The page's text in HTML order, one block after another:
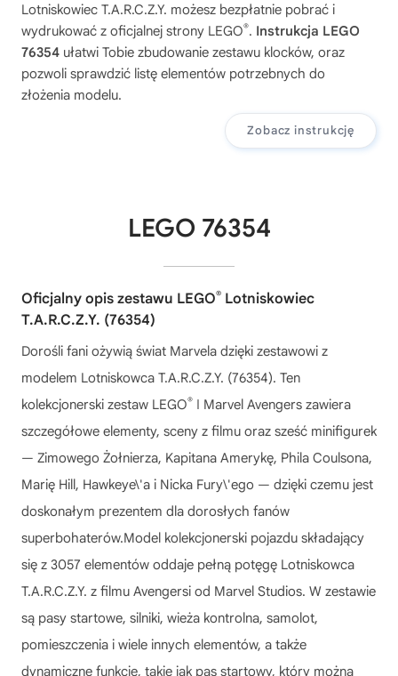
Lotniskowiec T.A.R.C.Z.Y. możesz bezpłatnie pobrać i
wydrukować z oficjalnej strony LEGO®. Instrukcja LEGO
76354 ułatwi Tobie zbudowanie zestawu klocków, oraz
pozwoli sprawdzić listę elementów potrzebnych do
złożenia modelu.
Zobacz instrukcję
LEGO 76354
Oficjalny opis zestawu LEGO® Lotniskowiec
T.A.R.C.Z.Y. (76354)
Dorośli fani ożywią świat Marvela dzięki zestawowi z
modelem Lotniskowca T.A.R.C.Z.Y. (76354). Ten
kolekcjonerski zestaw LEGO® ǀ Marvel Avengers zawiera
szczegółowe elementy, sceny z filmu oraz sześć minifigurek
— Zimowego Żołnierza, Kapitana Amerykę, Phila Coulsona,
Marię Hill, Hawkeye\'a i Nicka Fury\'ego — dzięki czemu jest
doskonałym prezentem dla dorosłych fanów
superbohaterów.Model kolekcjonerski pojazdu składający
się z 3057 elementów oddaje pełną potęgę Lotniskowca
T.A.R.C.Z.Y. z filmu Avengersi od Marvel Studios. W zestawie
są pasy startowe, silniki, wieża kontrolna, samolot,
pomieszczenia i wiele innych elementów, a także
dynamiczne funkcje, takie jak pas startowy, który można